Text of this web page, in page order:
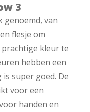
3
genoemd, van
flesje om
prachtige kleur te
hebben een
super goed. De
voor een
handen en